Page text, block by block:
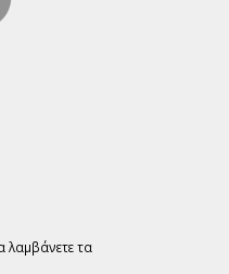
λαμβάνετε τα